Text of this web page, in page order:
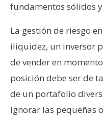
fundamentos sólidos
La gestión de riesgo en
iliquidez, un inversor
de vender en
posición debe ser de
de un portafolio
ignorar las pequeñas